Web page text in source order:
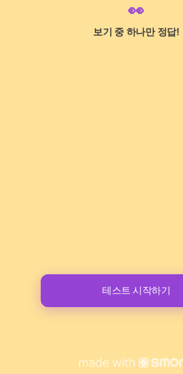
👀
보기 중 하나만 정답!
테스트 시작하기